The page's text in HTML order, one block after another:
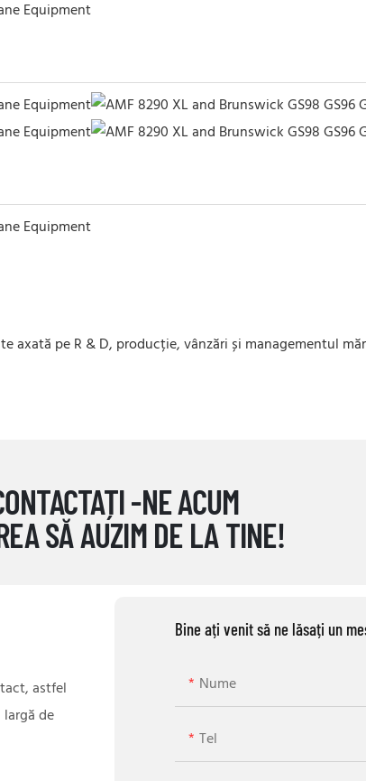
pe R & D, producție, vânzări și managementul
-NE ACUM
SĂ AUZIM DE LA TINE!
astfel
de
Bine ați venit să ne lăsați un
Nume
Tel